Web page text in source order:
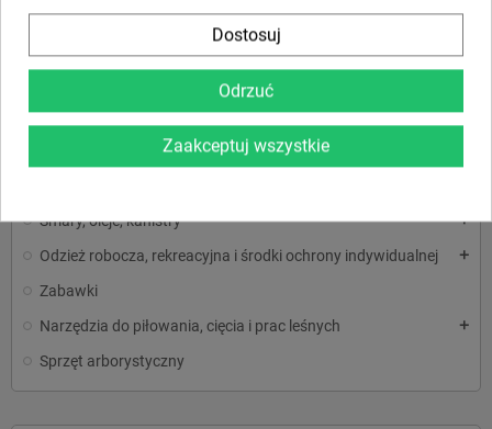
Cięcie i rozdrabnianie
Pielęgnacja ziemi, trawnika i terenu
Pompy do wody i agregaty prądotwórcze add
Urządzenia akumulatorowe
Smary, oleje, kanistry add
Odzież robocza, rekreacyjna i środki ochrony indywidualnej add
Zabawki
Narzędzia do piłowania, cięcia i prac leśnych
add
Sprzęt arborystyczny
Dostosuj
Odrzuć
Zaakceptuj wszystkie